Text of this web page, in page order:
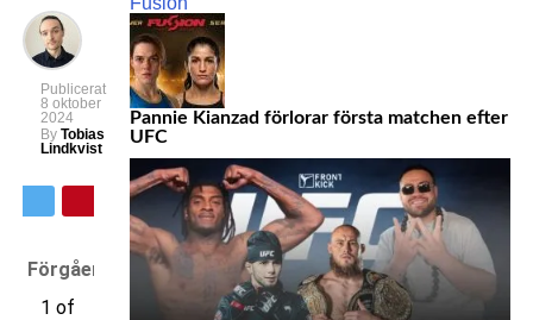
Publicerat
8 oktober
2024
By Tobias
Lindkvist
Förgående
1 of
Pannie Kianzad förlorar första matchen efter
UFC